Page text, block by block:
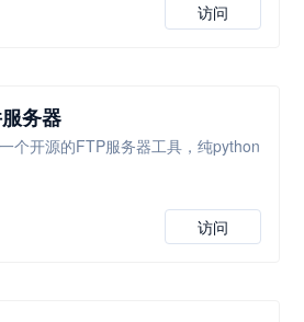
访问
务器
个开源的FTP服务器工具，纯python
访问